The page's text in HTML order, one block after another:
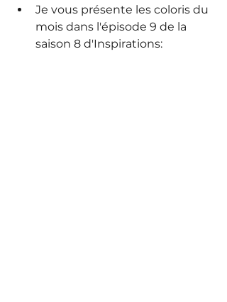
Je vous présente les coloris du
mois dans l'épisode 9 de la
saison 8 d'Inspirations: